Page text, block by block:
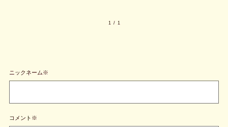
1 / 1
ニックネーム※
コメント※